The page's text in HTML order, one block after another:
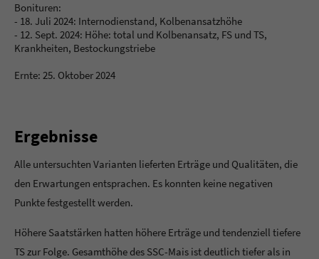
Bonituren:
- 18. Juli 2024: Internodienstand, Kolbenansatzhöhe
- 12. Sept. 2024: Höhe: total und Kolbenansatz, FS und TS,
Krankheiten, Bestockungstriebe
Ernte: 25. Oktober 2024
Ergebnisse
Alle untersuchten Varianten lieferten Erträge und Qualitäten, die
den Erwartungen entsprachen. Es konnten keine negativen
Punkte festgestellt werden.
Höhere Saatstärken hatten höhere Erträge und tendenziell tiefere
TS zur Folge. Gesamthöhe des SSC-Mais ist deutlich tiefer als in